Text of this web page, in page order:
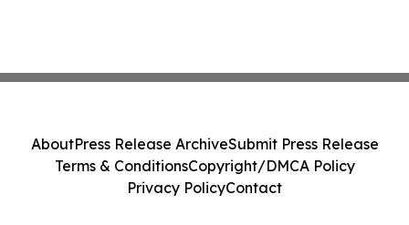
AboutPress Release ArchiveSubmit Press Release
Terms & ConditionsCopyright/DMCA Policy
Privacy PolicyContact